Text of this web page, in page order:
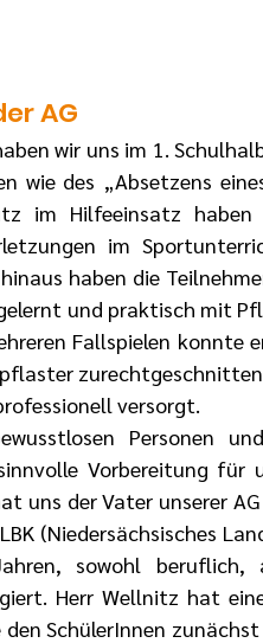
AG
wir uns im 1.
wie des „Absetzens
im Hilfeeinsatz
im
haben die
und praktisch mit
Fallspielen
versorgt.
Personen
Vorbereitung für
uns der Vater unserer
(Niedersächsisches
sowohl beruflich,
Herr Wellnitz hat
den SchülerInnen